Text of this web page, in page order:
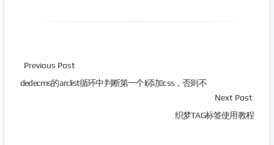
Previous Post
dedecms的arclist循环中判断第一个li添加css，否则不
Next Post
织梦TAG标签使用教程